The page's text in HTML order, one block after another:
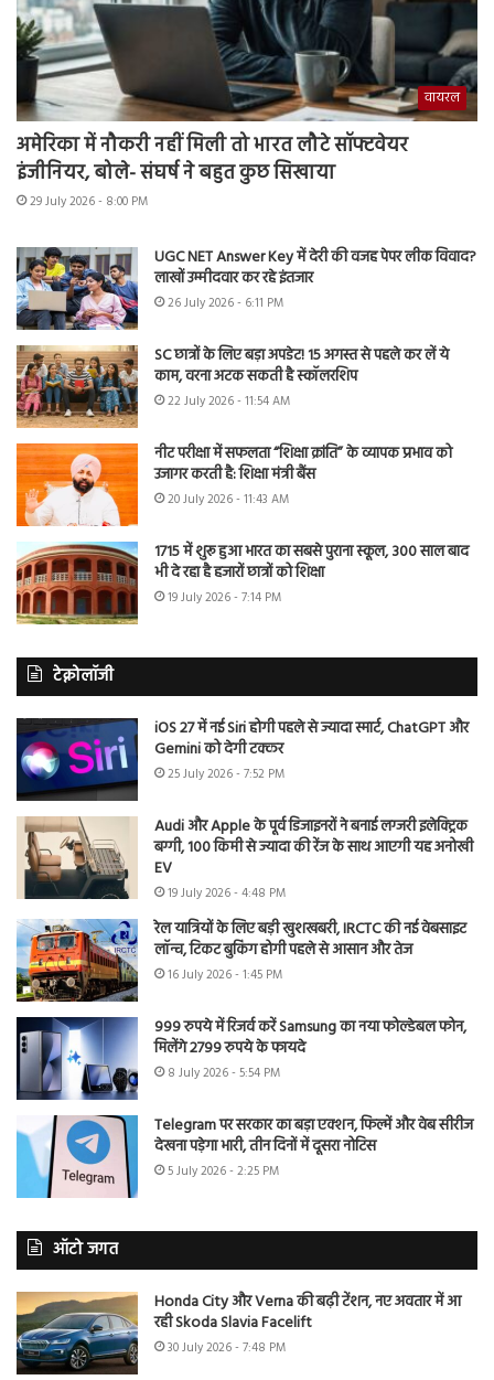
वायरल
अमेरिका में नौकरी नहीं मिली तो भारत लौटे सॉफ्टवेयर
इंजीनियर, बोले- संघर्ष ने बहुत कुछ सिखाया
29 July 2026 - 8:00 PM
UGC NET Answer Key में देरी की वजह पेपर लीक विवाद?
लाखों उम्मीदवार कर रहे इंतजार
26 July 2026 - 6:11 PM
SC छात्रों के लिए बड़ा अपडेट! 15 अगस्त से पहले कर लें ये
काम, वरना अटक सकती है स्कॉलरशिप
22 July 2026 - 11:54 AM
नीट परीक्षा में सफलता “शिक्षा क्रांति” के व्यापक प्रभाव को
उजागर करती है: शिक्षा मंत्री बैंस
20 July 2026 - 11:43 AM
1715 में शुरू हुआ भारत का सबसे पुराना स्कूल, 300 साल बाद
भी दे रहा है हजारों छात्रों को शिक्षा
19 July 2026 - 7:14 PM
टेक्नोलॉजी
iOS 27 में नई Siri होगी पहले से ज्यादा स्मार्ट, ChatGPT और
Gemini को देगी टक्कर
25 July 2026 - 7:52 PM
Audi और Apple के पूर्व डिजाइनरों ने बनाई लग्जरी इलेक्ट्रिक
बग्गी, 100 किमी से ज्यादा की रेंज के साथ आएगी यह अनोखी
EV
19 July 2026 - 4:48 PM
रेल यात्रियों के लिए बड़ी खुशखबरी, IRCTC की नई वेबसाइट
लॉन्च, टिकट बुकिंग होगी पहले से आसान और तेज
16 July 2026 - 1:45 PM
999 रुपये में रिजर्व करें Samsung का नया फोल्डेबल फोन,
मिलेंगे 2799 रुपये के फायदे
8 July 2026 - 5:54 PM
Telegram पर सरकार का बड़ा एक्शन, फिल्में और वेब सीरीज
देखना पड़ेगा भारी, तीन दिनों में दूसरा नोटिस
5 July 2026 - 2:25 PM
ऑटो जगत
Honda City और Verna की बढ़ी टेंशन, नए अवतार में आ
रही Skoda Slavia Facelift
30 July 2026 - 7:48 PM